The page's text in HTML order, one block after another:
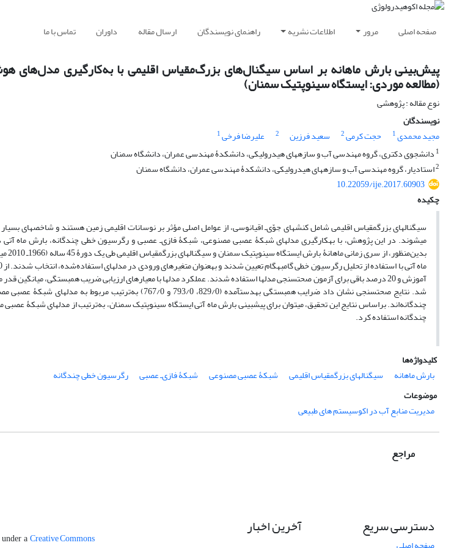
صفحه اصلی مرور اطلاعات نشریه راهنمای نویسندگان ارسال مقاله داوران تماس با ما
پیش‌بینی بارش ماهانه بر اساس سیگنال‌های بزرگ‌مقیاس اقلیمی با به‌کارگیری مدل‌های
(مطالعه موردی: ایستگاه سینوپتیک سمنان)
نوع مقاله : پژوهشی
نویسندگان
مجید محمدی1 حجت کرمی2 سعید فرزین 2 علیرضا فرخی1
1 دانشجوی دکتری، گروه مهندسی آب و سازه‏های هیدرولیکی، دانشکدۀ مهندسی عمران، دانشگاه سمنان
2استادیار، گروه مهندسی آب و سازه‏های هیدرولیکی، دانشکدۀ مهندسی عمران، دانشگاه سمنان
10.22059/ije.2017.60903
چکیده
سیگنال‏های بزرگ‏مقیاس اقلیمی شامل کنش‏های جوّی‌ـ ‏اقیانوسی، از عوامل اصلی مؤثر بر نوسانات اقلیمی زمین هستند و شاخص‏های
می‏شوند. در این پژوهش، با به‏کارگیری مدل‏های شبکۀ عصبی مصنوعی، شبکۀ فازی‌ـ ‏عصبی و رگرسیون خطی چندگانه، بارش ماه
آموزش و 20 درصد ‌باقی برای آزمون صحت‏سنجی مدل‏ها استفاده شدند. عملکرد مدل‏ها با معیارهای ارزیابی ضریب همبستگی، میانگین
شد. نتایج صحت‏سنجی نشان داد ضرایب همبستگی به‏دست‏آمده (829/0، 793/0 و
چندگانه‌اند. بر‌اساس نتایج این تحقیق، می‏توان برای پیش‏بینی بارش ماه آتی ایستگاه سینوپتیک سمنان، به‌ترتیب از مدل‏های شبکۀ
چندگانه استفاده کرد.
کلیدواژه‌ها
بارش ماهانه
سیگنال‏های بزرگ‏مقیاس اقلیمی شبکۀ عصبی مصنوعی شبکۀ فازی‌ـ ‏عصبی
رگرسیون خطی چندگانه
موضوعات
مدیریت منابع آب در اکوسیستم های طبیعی
مراجع
دسترسی سریع آخرین اخبار
a Creative Commons